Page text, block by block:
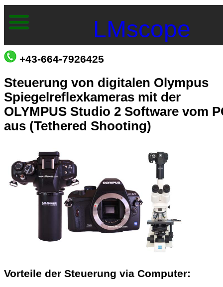
LMscope
+43-664-7926425
Steuerung von digitalen Olympus
Spiegelreflexkameras mit der
OLYMPUS Studio 2 Software vom
aus (Tethered Shooting)
Vorteile der Steuerung via Computer: